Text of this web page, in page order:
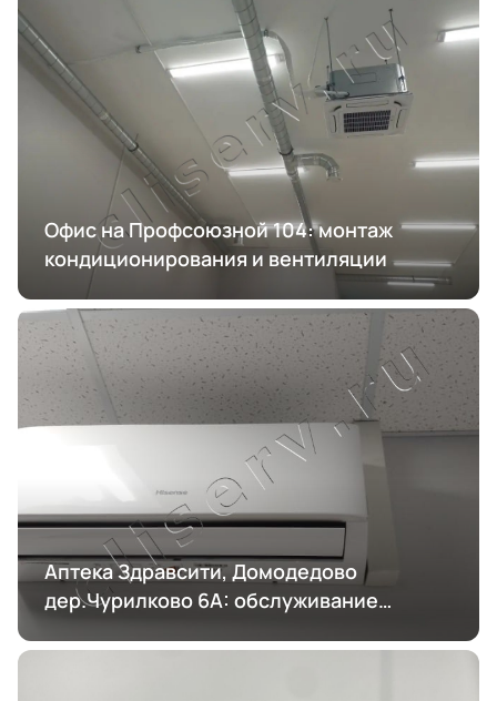
Офис на Профсоюзной 104: монтаж
кондиционирования и вентиляции
Аптека Здравсити, Домодедово
дер.Чурилково 6А: обслуживание